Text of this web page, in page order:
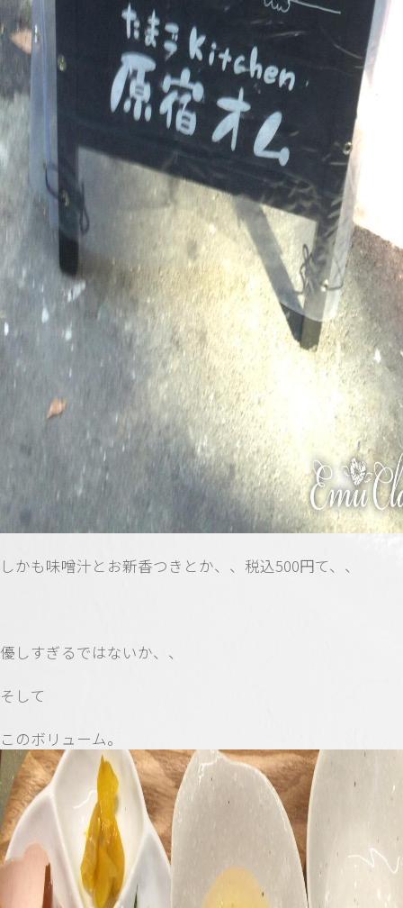
しかも味噌汁とお新香つきとか、、税込500円て、、
優しすぎるではないか、、
そして
このボリューム。